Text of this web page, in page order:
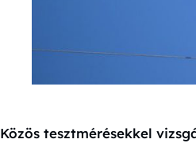
Közös tesztmérésekkel